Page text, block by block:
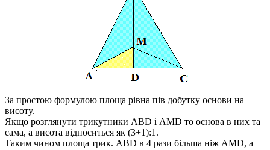
За простою формулою площа рівна пів добутку основи на
висоту.
Якщо розглянути трикутники ABD і AMD то основа в них та
сама, а висота відноситься як (3+1):1 .
Таким чином площа трик. ABD в 4 рази більша ніж AMD, а